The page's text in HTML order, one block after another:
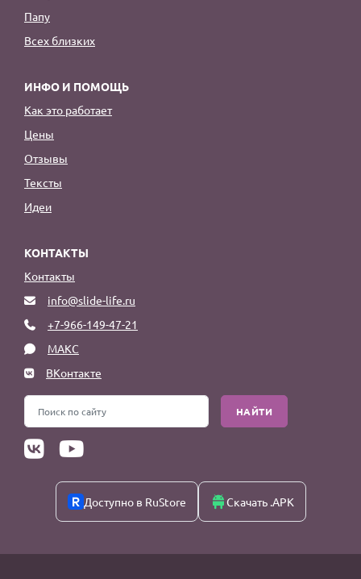
Папу
Всех близких
ИНФО И ПОМОЩЬ
Как это работает
Цены
Отзывы
Тексты
Идеи
КОНТАКТЫ
Контакты
info@slide-life.ru
+7-966-149-47-21
МАКС
ВКонтакте
НАЙТИ
Доступно в RuStore Скачать .APK